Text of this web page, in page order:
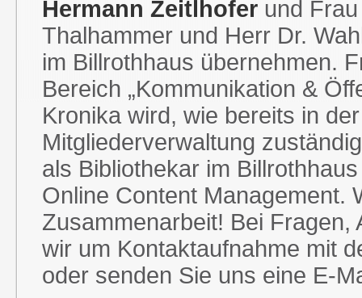
Hermann Zeitlhofer und
Thalhammer und Herr Dr.
im Billrothhaus übernehmen.
Bereich „Kommunikation &
Kronika wird, wie bereits in
Mitgliederverwaltung
als Bibliothekar im
Online Content Management.
Zusammenarbeit! Bei
wir um Kontaktaufnahme mit
oder senden Sie uns eine E-